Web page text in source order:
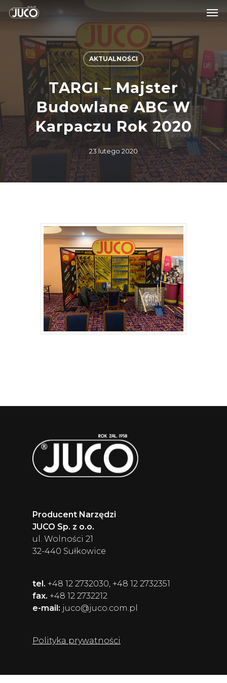
AKTUALNOŚCI
TARGI – Majster
Budowlane ABC W
Karpaczu Rok 2020
23 lutego 2020
Producent Narzędzi
JUCO Sp. z o.o.
ul. Wolności 21
32-440 Sułkowice
tel. +48 12 2732030, +48 12 2732351
fax. +48 12 2732212
e-mail: juco@juco.com.pl
Polityka prywatności